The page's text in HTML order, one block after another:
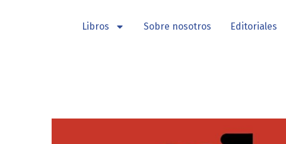
Libros Sobre nosotros Editoriales